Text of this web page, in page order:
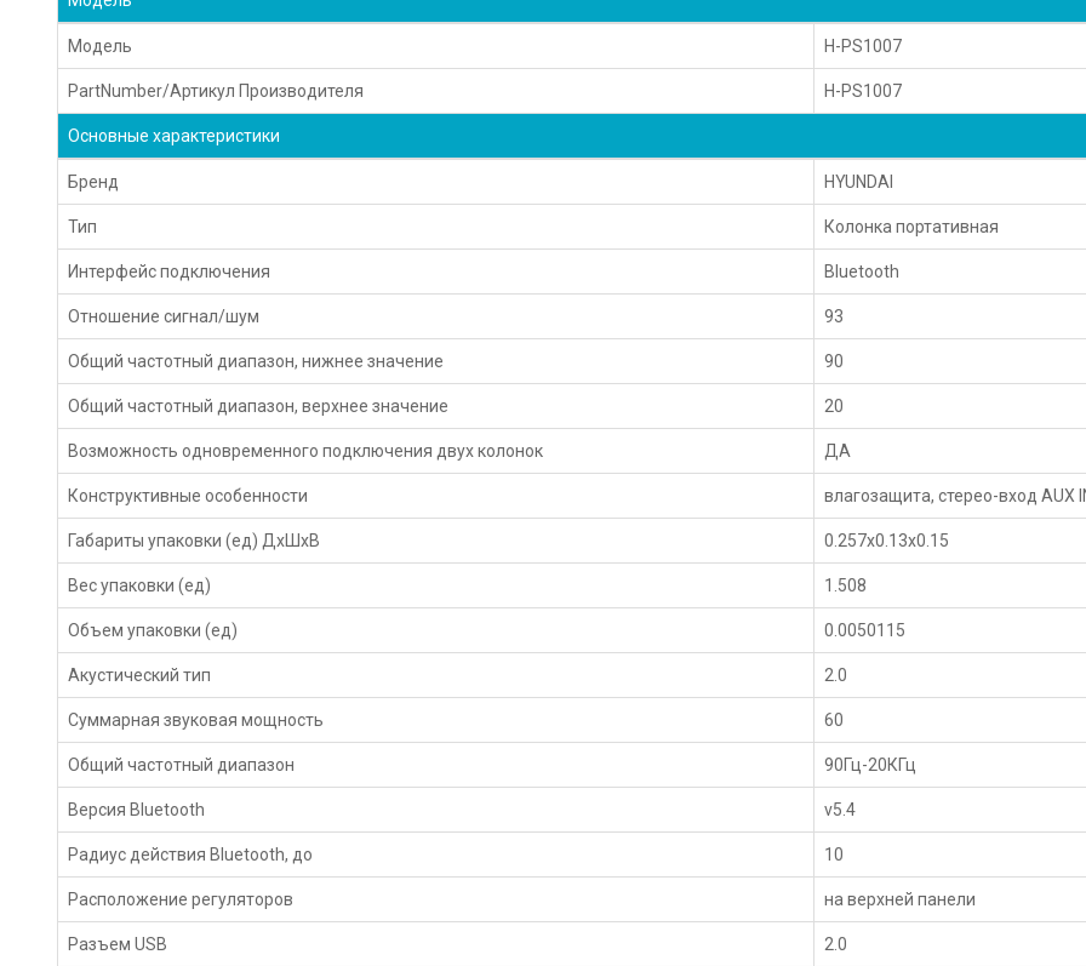
Модель H-PS1007
PartNumber/Артикул Производителя H-PS1007
Основные характеристики
Бренд HYUNDAI
Тип Колонка портативная
Интерфейс подключения Bluetooth
Отношение сигнал/шум 93
Общий частотный диапазон, нижнее значение 90
Общий частотный диапазон, верхнее значение 20
Возможность одновременного подключения двух колонок ДА
Конструктивные особенности влагозащита, стерео-вход AUX
Габариты упаковки (ед) ДхШхВ 0.257x0.13x0.15
Вес упаковки (ед) 1.508
Объем упаковки (ед) 0.0050115
Акустический тип 2.0
Суммарная звуковая мощность 60
Общий частотный диапазон 90Гц-20КГц
Версия Bluetooth v5.4
Радиус действия Bluetooth, до 10
Расположение регуляторов на верхней панели
Разъем USB 2.0